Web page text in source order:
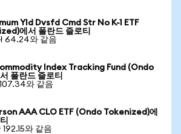
Yld Dvsfd Cmd Str No K-1 ETF
에서 폴란드 즐로티
64.24와 같음
Index Tracking Fund (Ondo
폴란드 즐로티
와 같음
AAA CLO ETF (Ondo Tokenized)에
와 같음